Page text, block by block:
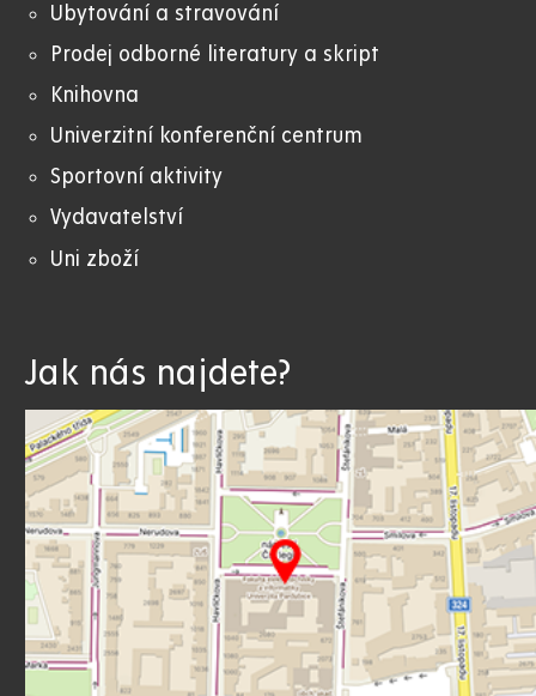
Ubytování a stravování
Prodej odborné literatury a skript
Knihovna
Univerzitní konferenční centrum
Sportovní aktivity
Vydavatelství
Uni zboží
Jak nás najdete?